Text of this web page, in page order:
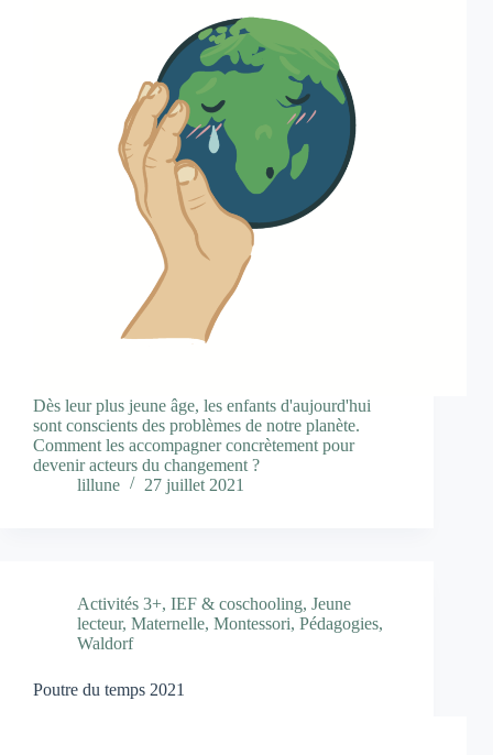
Dès leur plus jeune âge, les enfants d'aujourd'hui
sont conscients des problèmes de notre planète.
Comment les accompagner concrètement pour
devenir acteurs du changement ?
lillune
27 juillet 2021
Activités 3+, IEF & coschooling, Jeune
lecteur, Maternelle, Montessori, Pédagogies,
Waldorf
Poutre du temps 2021